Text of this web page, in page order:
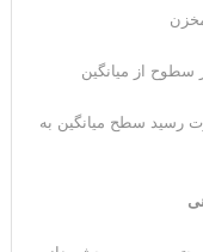
سطوح از میانگین
رسید سطح میانگین به